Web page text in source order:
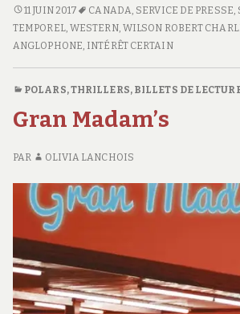
LA
CITÉ
DU
11 JUIN 2017 CANADA SERVICE DE PRESSE
TEMPOREL, WESTERN, WILSON ROBERT
ANGLOPHONE INTÉRÊT CERTAIN
POLARS, THRILLERS, BILLETS DE
Gran Madam’s
PAR OLIVIA LANCHOIS